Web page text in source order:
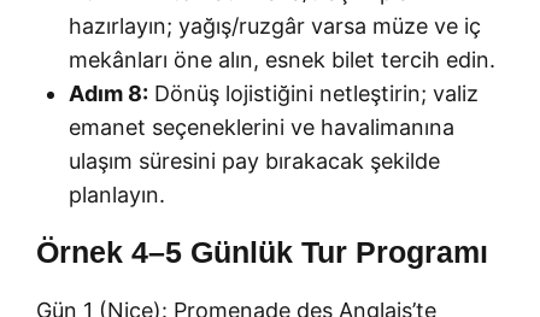
hazırlayın; yağış/ruzgâr varsa müze ve iç
mekânları öne alın, esnek bilet tercih edin.
Adım 8: Dönüş lojistiğini netleştirin; valiz
emanet seçeneklerini ve havalimanına
ulaşım süresini pay bırakacak şekilde
planlayın.
Örnek 4–5 Günlük Tur Programı
Gün 1 (Nice): Promenade des Anglais’te